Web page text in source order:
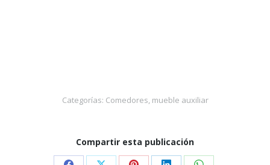
Categorías: Comedores, mueble auxiliar
Compartir esta publicación